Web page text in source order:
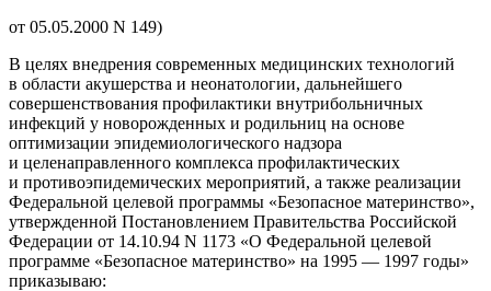
от 05.05.2000 N 149)
В целях внедрения современных медицинских технологий
в области акушерства и неонатологии, дальнейшего
совершенствования профилактики внутрибольничных
инфекций у новорожденных и родильниц на основе
оптимизации эпидемиологического надзора
и целенаправленного комплекса профилактических
и противоэпидемических мероприятий, а также реализации
Федеральной целевой программы «Безопасное материнство»,
утвержденной Постановлением Правительства Российской
Федерации от 14.10.94 N 1173 «О Федеральной целевой
программе «Безопасное материнство» на 1995 — 1997 годы»
приказываю: